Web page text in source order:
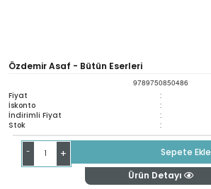
Özdemir Asaf - Bütün Eserleri
9789750850486
Fiyat :
İskonto :
İndirimli Fiyat :
Stok :
- +
Sepete Ekle
Ürün Detayı